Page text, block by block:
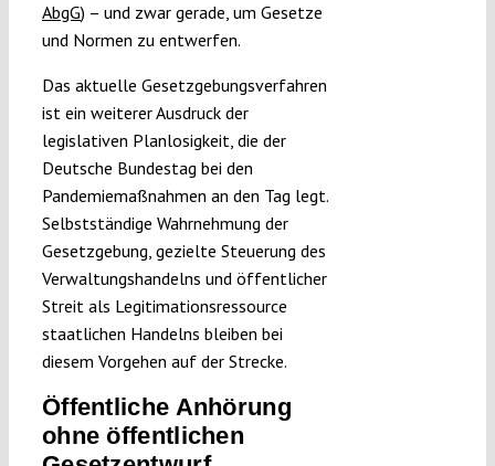
AbgG) – und zwar gerade, um Gesetze
und Normen zu entwerfen.
Das aktuelle Gesetzgebungsverfahren
ist ein weiterer Ausdruck der
legislativen Planlosigkeit, die der
Deutsche Bundestag bei den
Pandemiemaßnahmen an den Tag legt.
Selbstständige Wahrnehmung der
Gesetzgebung, gezielte Steuerung des
Verwaltungshandelns und öffentlicher
Streit als Legitimationsressource
staatlichen Handelns bleiben bei
diesem Vorgehen auf der Strecke.
Öffentliche Anhörung
ohne öffentlichen